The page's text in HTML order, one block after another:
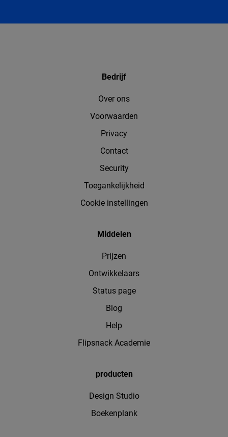
Bedrijf
Over ons
Voorwaarden
Privacy
Contact
Security
Toegankelijkheid
Cookie instellingen
Middelen
Prijzen
Ontwikkelaars
Status page
Blog
Help
Flipsnack Academie
producten
Design Studio
Boekenplank